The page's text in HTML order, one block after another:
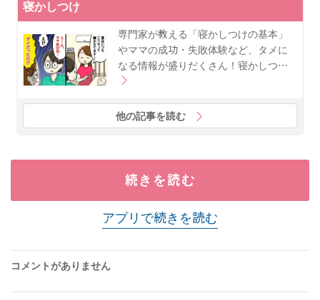
寝かしつけ
専門家が教える「寝かしつけの基本」
やママの成功・失敗体験など、タメに
なる情報が盛りだくさん！寝かしつ…
他の記事を読む
続きを読む
アプリで続きを読む
コメントがありません